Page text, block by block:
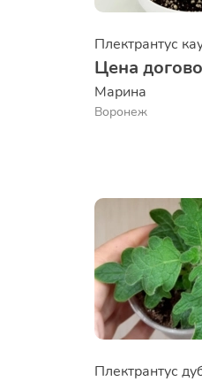
Плектрантус
Цена
Марина
Воронеж
Плектрантус